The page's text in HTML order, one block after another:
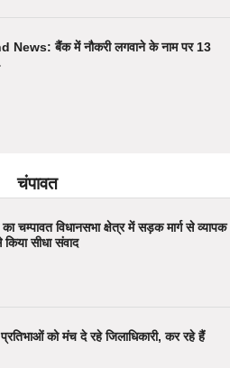
News: बैंक में नौकरी लगवाने के नाम पर 13
चंपावत
का चम्पावत विधानसभा क्षेत्र में सड़क मार्ग से व्यापक
किया सीधा संवाद
को मंच दे रहे जिलाधिकारी, कर रहे हैं